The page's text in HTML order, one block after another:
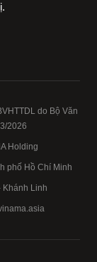
do Bộ Văn
2026
Holding
phố Hồ Chí Minh
Khánh Linh